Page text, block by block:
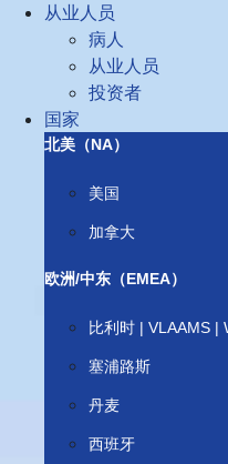
从业人员
病人
从业人员
投资者
国家
北美（NA）
美国
加拿大
欧洲/中东（EMEA）
比利时 | VLAAMS |
塞浦路斯
丹麦
西班牙